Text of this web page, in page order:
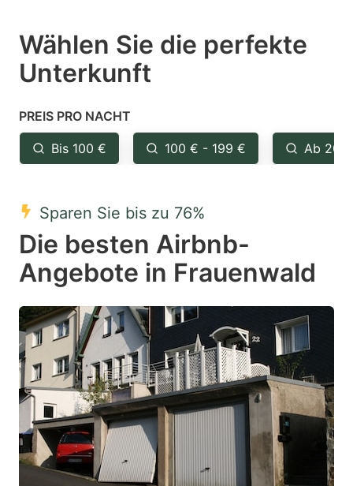
select
a
Press
the
question
key
to
get
the
keyboard
shortcuts
for
changing
dates.
select
the
question
to
get
the
keyboard
shortcuts
for
changing
dates.
Wählen Sie die perfekte
Unterkunft
PREIS PRO NACHT
Bis 100 € 100 € - 199 € Ab 200
Sparen Sie bis zu 76%
Die besten Airbnb-
Angebote in Frauenwald